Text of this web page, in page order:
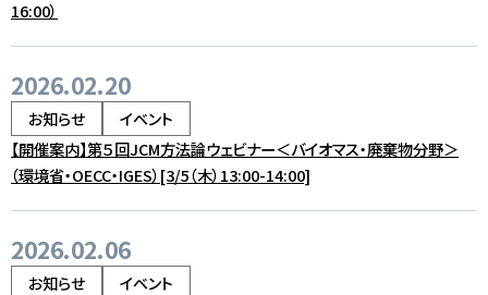
16:00）
2026.02.20
お知らせ イベント
【開催案内】第５回JCM方法論ウェビナー＜バイオマス・廃棄物分野＞
（環境省・OECC・IGES）[3/5（木）13:00-14:00]
2026.02.06
お知らせ イベント